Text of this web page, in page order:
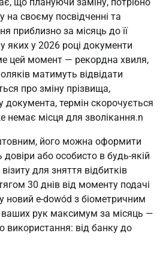
що плануючи заміну, потрібно
на своєму посвідченні та
приблизно за місяць до її
яких у 2026 році документи
цей момент — рекордна хвиля,
матимуть відвідати
про зміну прізвища,
документа, термін скорочується
немає місця для зволікання.n
його можна оформити
або особисто в будь-якій
для зняття відбитків
30 днів від моменту подачі
новий e-dowód з біометричним
рук максимум за місяць —
використання: від банку до